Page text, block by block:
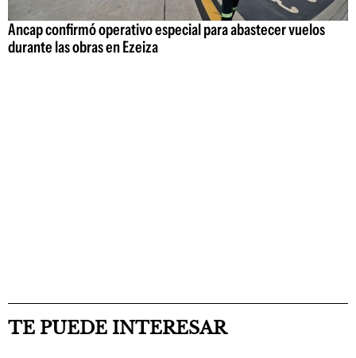
Ancap confirmó operativo especial para abastecer vuelos
durante las obras en Ezeiza
TE PUEDE INTERESAR